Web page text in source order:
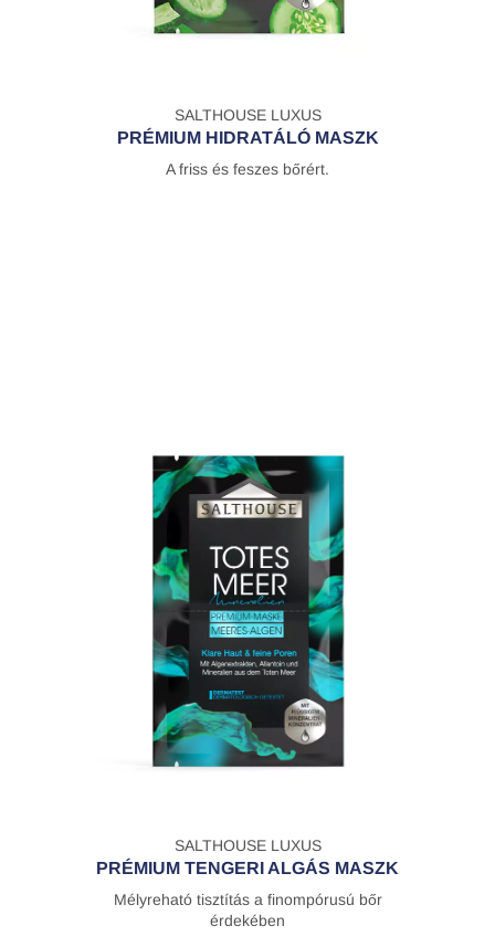
SALTHOUSE LUXUS
PRÉMIUM HIDRATÁLÓ MASZK
A friss és feszes bőrért.
SALTHOUSE LUXUS
PRÉMIUM TENGERI ALGÁS MASZK
Mélyreható tisztítás a finompórusú bőr
érdekében